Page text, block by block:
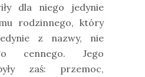
dla niego jedynie
rodzinnego, który
z nazwy, nie
cennego. Jego
zaś: przemoc,